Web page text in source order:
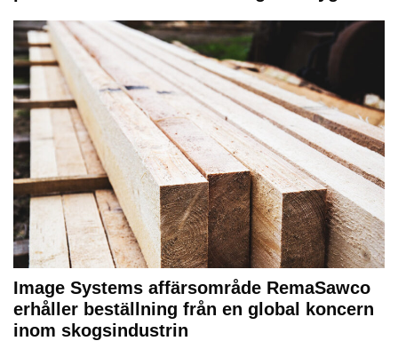
Image Systems affärsområde RemaSawco
erhåller beställning från en global koncern
inom skogsindustrin